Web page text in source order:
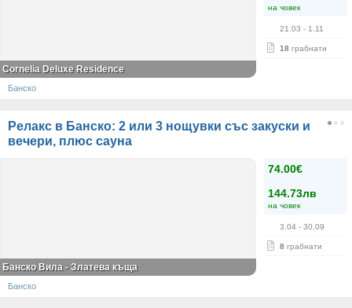
на човек
21.03 - 1.11
18 грабнати
Cornelia Deluxe Residence
Банско
Релакс в Банско: 2 или 3 нощувки със закуски и
вечери, плюс сауна
74.00€
144.73лв
на човек
3.04 - 30.09
8 грабнати
Банско Вила - Златева къща
Банско